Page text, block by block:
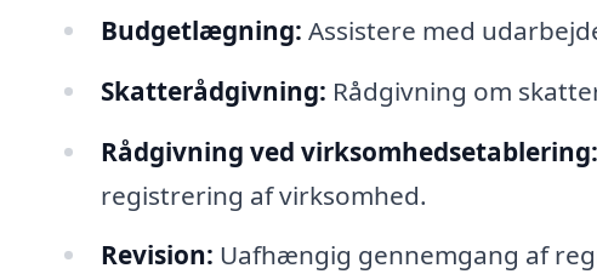
Budgetlægning: Assistere med
Skatterådgivning: Rådgivning om
Rådgivning ved virksomhedsetablering:
registrering af virksomhed.
Revision: Uafhængig gennemgang af